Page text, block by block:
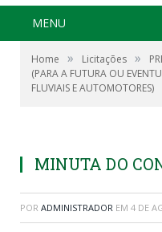
MENU
Home » Licitações »
(PARA A FUTURA OU
FLUVIAIS E AUTOMOTORES)
MINUTA DO
POR ADMINISTRADOR EM 4 DE